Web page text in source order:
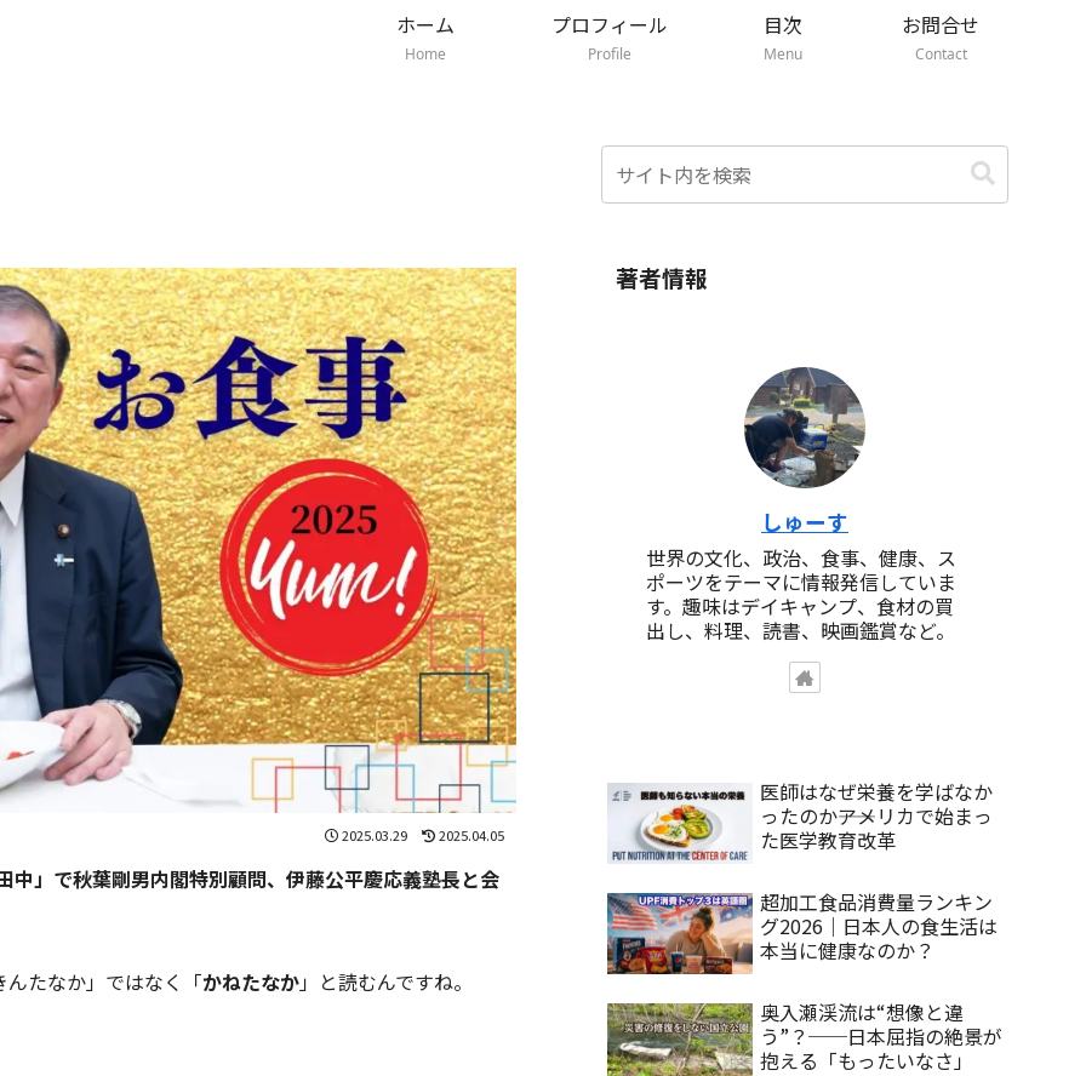
ホーム
Home
プロフィール
Profile
目次
Menu
お問合せ
Contact
2025.03.29 2025.04.05
中」で秋葉剛男内閣特別顧問、伊藤公平慶応義塾長と会
んたなか」ではなく「かねたなか」と読むんですね。
著者情報
しゅーす
世界の文化、政治、食事、健康、ス
ポーツをテーマに情報発信していま
す。趣味はデイキャンプ、食材の買
出し、料理、読書、映画鑑賞など。
医師はなぜ栄養を学ばなか
ったのか――アメリカで始まっ
た医学教育改革
超加工食品消費量ランキン
グ2026｜日本人の食生活は
本当に健康なのか？
奥入瀬渓流は“想像と違
う”？──日本屈指の絶景が
抱える「もったいなさ」